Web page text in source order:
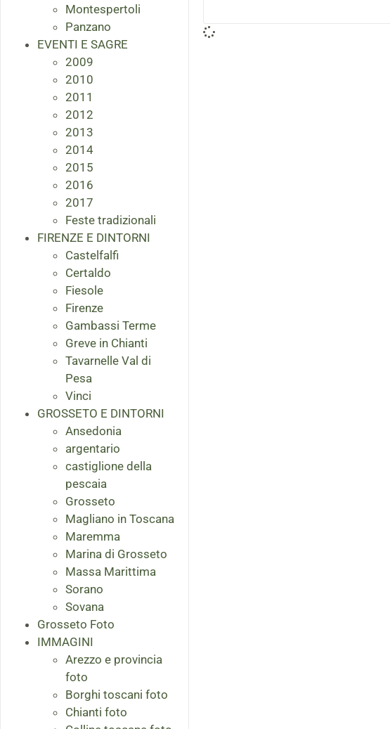
Montespertoli
Panzano
EVENTI E SAGRE
2009
2010
2011
2012
2013
2014
2015
2016
2017
Feste tradizionali
FIRENZE E DINTORNI
Castelfalfi
Certaldo
Fiesole
Firenze
Gambassi Terme
Greve in Chianti
Tavarnelle Val di
Pesa
Vinci
GROSSETO E DINTORNI
Ansedonia
argentario
castiglione della
pescaia
Grosseto
Magliano in Toscana
Maremma
Marina di Grosseto
Massa Marittima
Sorano
Sovana
Grosseto Foto
IMMAGINI
Arezzo e provincia
foto
Borghi toscani foto
Chianti foto